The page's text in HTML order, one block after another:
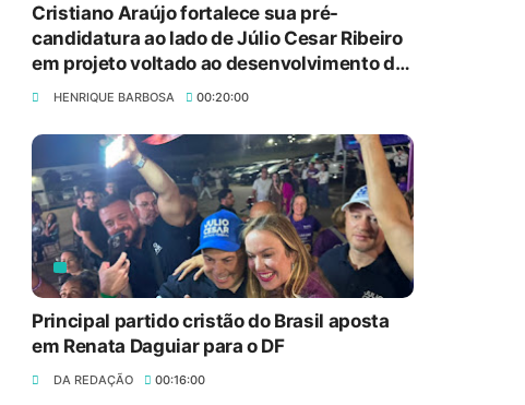
Cristiano Araújo fortalece sua pré-
candidatura ao lado de Júlio Cesar Ribeiro
em projeto voltado ao desenvolvimento de
Brasília
HENRIQUE BARBOSA 00:20:00
Principal partido cristão do Brasil aposta
em Renata Daguiar para o DF
DA REDAÇÃO 00:16:00
Cantora gospel Valdirene Tavares lança
Distrito Federal entra em alerta laranja
de perigo para baixa umidade do ar
nesta sexta-feira (7)
8/8/2026
Maturidade digital: 3 em cada 4
pequenos negócios no Brasil usam
computador no dia a dia